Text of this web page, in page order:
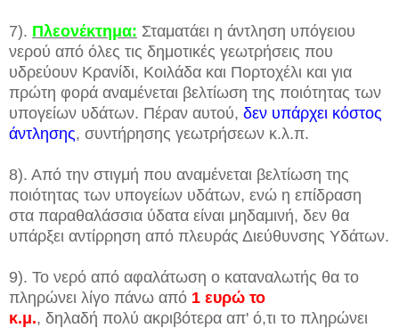
7). Πλεονέκτημα: Σταματάει η άντληση υπόγειου
νερού από όλες τις δημοτικές γεωτρήσεις που
υδρεύουν Κρανίδι, Κοιλάδα και Πορτοχέλι και για
πρώτη φορά αναμένεται βελτίωση της ποιότητας των
υπογείων υδάτων. Πέραν αυτού, δεν υπάρχει κόστος
άντλησης, συντήρησης γεωτρήσεων κ.λ.π.
8). Από την στιγμή που αναμένεται βελτίωση της
ποιότητας των υπογείων υδάτων, ενώ η επίδραση
στα παραθαλάσσια ύδατα είναι μηδαμινή, δεν θα
υπάρξει αντίρρηση από πλευράς Διεύθυνσης Υδάτων.
9). Το νερό από αφαλάτωση ο καταναλωτής θα το
πληρώνει λίγο πάνω από 1 ευρώ το
κ.μ., δηλαδή πολύ ακριβότερα απ' ό,τι το πληρώνει